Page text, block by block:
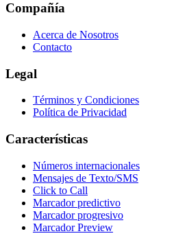
Compañía
Acerca de Nosotros
Contacto
Legal
Términos y Condiciones
Política de Privacidad
Características
Números internacionales
Mensajes de Texto/SMS
Click to Call
Marcador predictivo
Marcador progresivo
Marcador Preview